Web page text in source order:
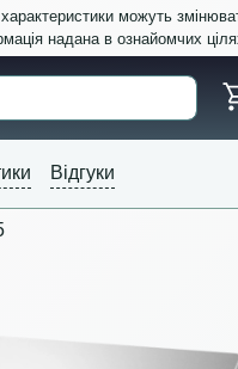
можуть
надана в ознайомчих
Відгуки